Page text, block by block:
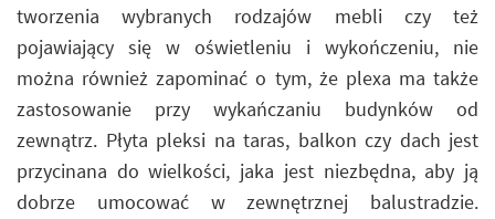
tworzenia wybranych rodzajów mebli czy też
pojawiający się w oświetleniu i wykończeniu, nie
można również zapominać o tym, że plexa ma także
zastosowanie przy wykańczaniu budynków od
zewnątrz. Płyta pleksi na taras, balkon czy dach jest
przycinana do wielkości, jaka jest niezbędna, aby ją
dobrze umocować w zewnętrznej balustradzie.